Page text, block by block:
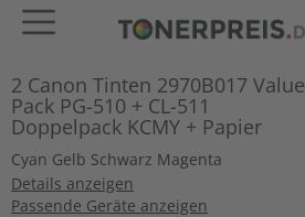
2 Canon Tinten 2970B017 Value
Pack PG-510 + CL-511
Doppelpack KCMY + Papier
Cyan Gelb Schwarz Magenta
Details anzeigen
Passende Geräte anzeigen